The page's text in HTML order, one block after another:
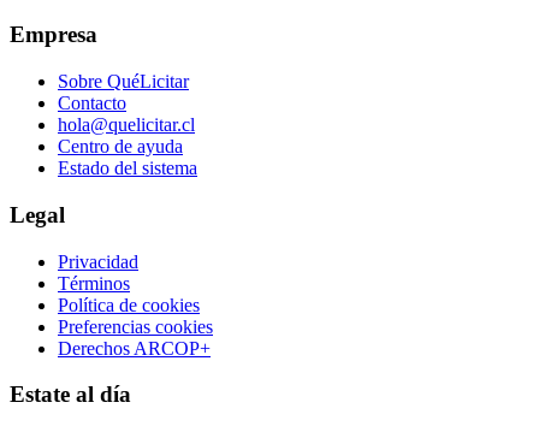
Empresa
Sobre QuéLicitar
Contacto
hola@quelicitar.cl
Centro de ayuda
Estado del sistema
Legal
Privacidad
Términos
Política de cookies
Preferencias cookies
Derechos ARCOP+
Estate al día